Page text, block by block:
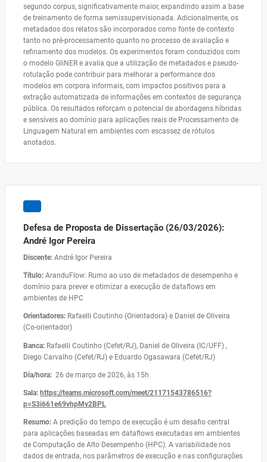
segundo corpus, significativamente maior, expandindo assim a base
de treinamento de forma semissupervisionada. Adicionalmente, os
metadados dos relatos são incorporados como fonte de contexto
tanto no pré-processamento quanto no processo de avaliação e
refinamento dos modelos. Os experimentos foram conduzidos com
o modelo GliNER e avalia que a utilização de metadados e pseudo-
rotulação pode contribuir para melhorar a performance dos
modelos em corpora informais, com impactos positivos para a
extração automatizada de informações em contextos de segurança
pública. Os resultados reforçam o potencial de abordagens híbridas
e sensíveis ao domínio para aplicações reais de Processamento de
Linguagem Natural em ambientes com escassez de rótulos
anotados.
Defesa de Proposta de Dissertação (26/03/2026):
André Igor Pereira
Discente: André Igor Pereira
Título: AranduFlow: Rumo ao uso de metadados de desempenho e
domínio para prever e otimizar a execução de dataflows em
ambientes de HPC
Orientadores: Rafaelli Coutinho (Orientadora) e Daniel de Oliveira
(Co-orientador)
Banca: Rafaelli Coutinho (Cefet/RJ), Daniel de Oliveira (IC/UFF) ,
Diego Carvalho (Cefet/RJ) e Eduardo Ogasawara (Cefet/RJ)
Dia/hora: 26 de março de 2026, às 15h
Sala: https://teams.microsoft.com/meet/21171543786516?
p=S3i661e69vhpMv2BPL
Resumo: A predição do tempo de execução é um desafio central
para aplicações baseadas em dataflows executadas em ambientes
de Computação de Alto Desempenho (HPC). A variabilidade nos
dados de entrada, nos parâmetros de execução e nas configurações